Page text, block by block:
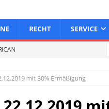
RECHT SERVICE
mit 30% Ermäßigung